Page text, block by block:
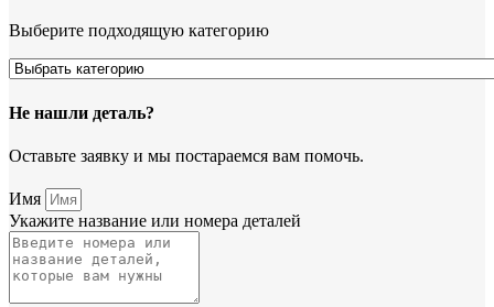
Выберите подходящую категорию
Не нашли деталь?
Оставьте заявку и мы постараемся вам помочь.
Имя
Укажите название или номера деталей